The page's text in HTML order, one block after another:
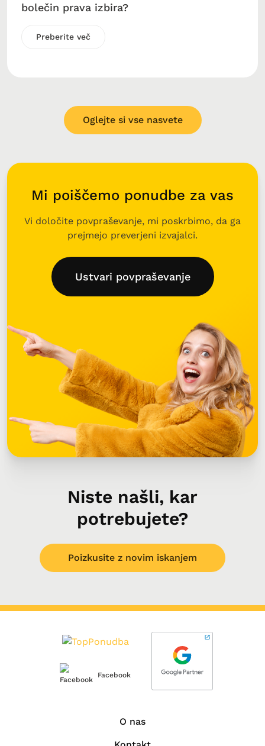
bolečin prava izbira?
Preberite več
Oglejte si vse nasvete
Mi poiščemo ponudbe za vas
Vi določite povpraševanje, mi poskrbimo, da ga
prejmejo preverjeni izvajalci.
Ustvari povpraševanje
Niste našli, kar
potrebujete?
Poizkusite z novim iskanjem
Facebook
O nas